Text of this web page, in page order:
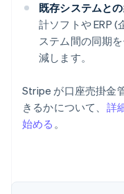
既存システムと
計ソフトや ERP
ステム間の同期
減します。
Stripe が口座売掛金
きるかについて、 詳
始める 。
アイルランド